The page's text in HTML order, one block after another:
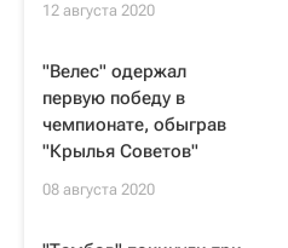
12 августа 2020
"Велес" одержал
первую победу в
чемпионате, обыграв
"Крылья Советов"
08 августа 2020